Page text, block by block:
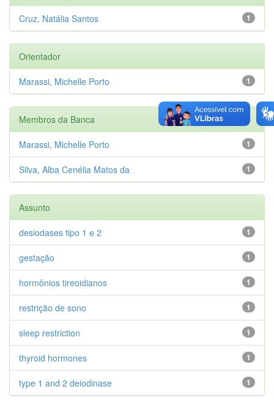
1
Cruz, Natália Santos
Orientador
1
Marassi, Michelle Porto
Membros da Banca
1
Marassi, Michelle Porto
1
Silva, Alba Cenélia Matos da
Assunto
1
desiodases tipo 1 e 2
1
gestação
1
hormônios tireoidianos
1
restrição de sono
1
sleep restriction
1
thyroid hormones
1
type 1 and 2 deiodinase